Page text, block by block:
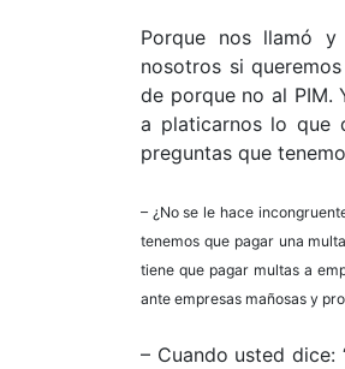
Porque nos llamó y
nosotros si
de porque no al PIM.
a platicarnos lo que
preguntas que
– ¿No se le hace
tenemos que pagar una
tiene que pagar multas a
ante empresas mañosas y
– Cuando usted dice: